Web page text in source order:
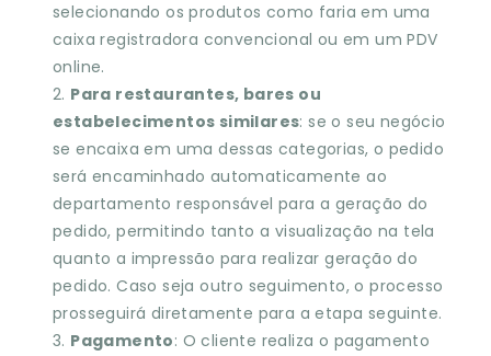
selecionando os produtos como faria em uma
caixa registradora convencional ou em um PDV
online.
Para restaurantes, bares ou
estabelecimentos similares: se o seu negócio
se encaixa em uma dessas categorias, o pedido
será encaminhado automaticamente ao
departamento responsável para a geração do
pedido, permitindo tanto a visualização na tela
quanto a impressão para realizar geração do
pedido. Caso seja outro seguimento, o processo
prosseguirá diretamente para a etapa seguinte.
Pagamento: O cliente realiza o pagamento